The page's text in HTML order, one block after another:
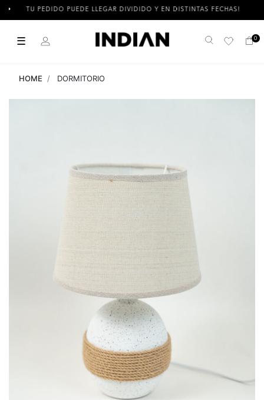
TU PEDIDO PUEDE LLEGAR DIVIDIDO Y EN DISTINTAS FECHAS!
☰ Buscar 0
HOME DORMITORIO